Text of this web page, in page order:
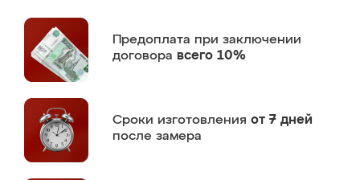
Предоплата при заключении
договора всего 10%
Сроки изготовления от 7 дней
после замера